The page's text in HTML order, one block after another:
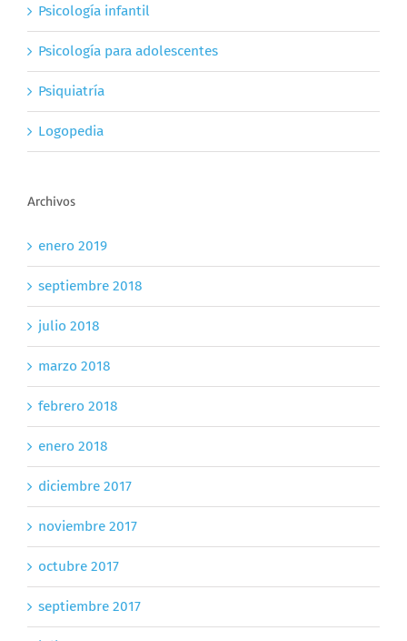
Psicología infantil
Psicología para adolescentes
Psiquiatría
Logopedia
Archivos
enero 2019
septiembre 2018
julio 2018
marzo 2018
febrero 2018
enero 2018
diciembre 2017
noviembre 2017
octubre 2017
septiembre 2017